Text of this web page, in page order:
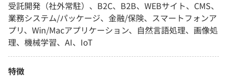
受託開発（社外常駐）、B2C、B2B、WEBサイト、CMS、
業務システム/パッケージ、金融/保険、スマートフォンア
プリ、Win/Macアプリケーション、自然言語処理、画像処
理、機械学習、AI、IoT
特徴